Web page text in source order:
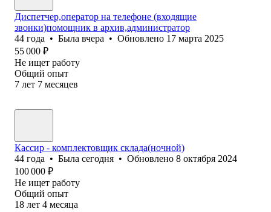
Диспетчер,оператор на телефоне (входящие
звонки)помощник в архив,администратор
44 года • Была вчера • Обновлено 17 марта 2025
55 000 ₽
Не ищет работу
Общий опыт
7 лет 7 месяцев
Кассир - комплектовщик склада(ночной)
44 года • Была сегодня • Обновлено 8 октября 2024
100 000 ₽
Не ищет работу
Общий опыт
18 лет 4 месяца